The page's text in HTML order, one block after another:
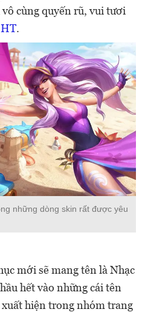
cùng quyến rũ, vui tươi
.
những dòng skin rất được yêu
mới sẽ mang tên là Nhạc
hết vào những cái tên
hiện trong nhóm trang